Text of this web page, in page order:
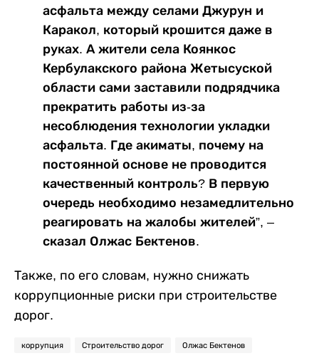
асфальта между селами Джурун и
Каракол, который крошится даже в
руках. А жители села Коянкос
Кербулакского района Жетысуской
области сами заставили подрядчика
прекратить работы из-за
несоблюдения технологии укладки
асфальта. Где акиматы, почему на
постоянной основе не проводится
качественный контроль? В первую
очередь необходимо незамедлительно
реагировать на жалобы жителей”, –
сказал Олжас Бектенов.
Также, по его словам, нужно снижать
коррупционные риски при строительстве
дорог.
коррупция Строительство дорог Олжас Бектенов